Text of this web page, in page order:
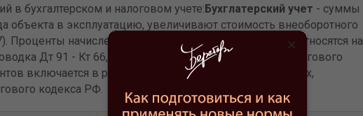
в бухгалтерском и налоговом учете:Бухглатерский учет - суммы
объекта в эксплуатацию, увеличивают стоимость внеоборотного
Проценты начисленные после ввода в эксплуатацию относятся на
Дт 91 - Кт 66,67).
Налоговый учет- для целей налогового
включается в расходы отчетного периода, в пределах,
кодекса РФ.
×